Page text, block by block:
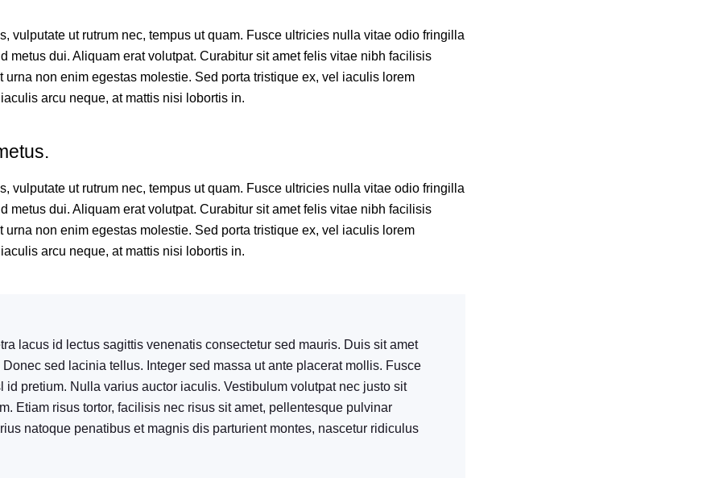
vulputate ut rutrum nec, tempus ut quam. Fusce ultricies nulla vitae odio fringilla
metus dui. Aliquam erat volutpat. Curabitur sit amet felis vitae nibh facilisis
urna non enim egestas molestie. Sed porta tristique ex, vel iaculis lorem
arcu neque, at mattis nisi lobortis in.
vulputate ut rutrum nec, tempus ut quam. Fusce ultricies nulla vitae odio fringilla
metus dui. Aliquam erat volutpat. Curabitur sit amet felis vitae nibh facilisis
urna non enim egestas molestie. Sed porta tristique ex, vel iaculis lorem
arcu neque, at mattis nisi lobortis in.
lacus id lectus sagittis venenatis consectetur sed mauris. Duis sit amet
sed lacinia tellus. Integer sed massa ut ante placerat mollis. Fusce
id pretium. Nulla varius auctor iaculis. Vestibulum volutpat nec justo sit
Etiam risus tortor, facilisis nec risus sit amet, pellentesque pulvinar
natoque penatibus et magnis dis parturient montes, nascetur ridiculus